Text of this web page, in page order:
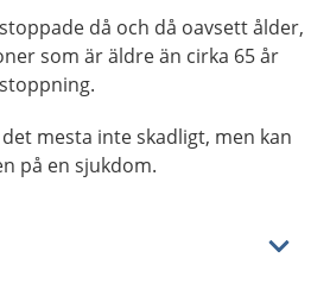
då och då oavsett ålder,
som är äldre än cirka 65 år
mesta inte skadligt, men kan
på en sjukdom.